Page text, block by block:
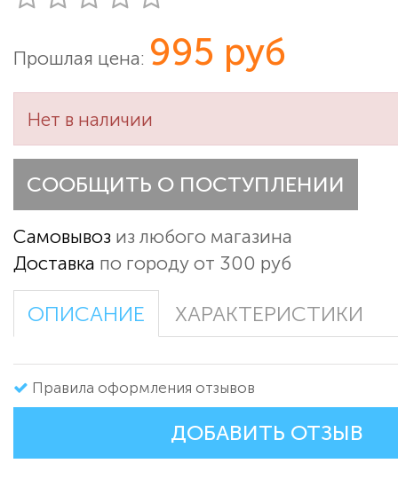
Прошлая цена: 995 руб
Нет в наличии
СООБЩИТЬ О ПОСТУПЛЕНИИ
Самовывоз из любого магазина
Доставка по городу от 300 руб
ОПИСАНИЕ ХАРАКТЕРИСТИКИ
Правила оформления отзывов
ДОБАВИТЬ ОТЗЫВ